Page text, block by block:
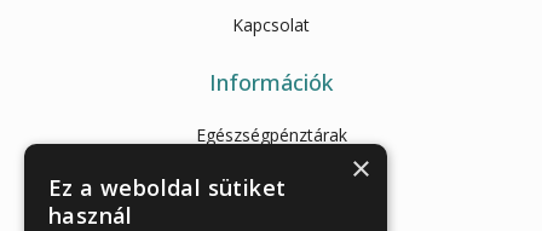
Kapcsolat
Információk
Egészségpénztárak
Cikkek
×
Ez a weboldal sütiket
használ